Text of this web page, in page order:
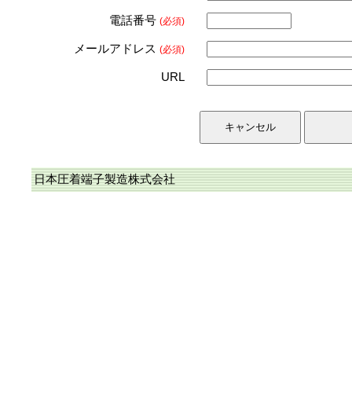
電話番号 (必須)
メールアドレス (必須)
URL
日本圧着端子製造株式会社